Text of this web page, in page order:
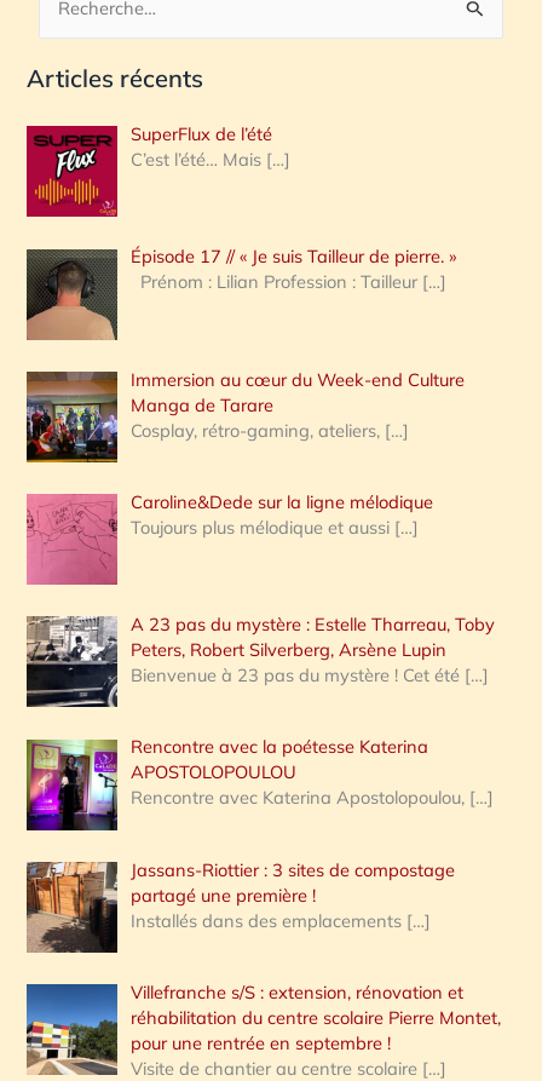
c
e
r
c
h
e
:
Articles récents
SuperFlux de l’été
C’est l’été… Mais […]
Épisode 17 // « Je suis Tailleur de pierre. »
Prénom : Lilian Profession : Tailleur […]
Immersion au cœur du Week-end Culture
Manga de Tarare
Cosplay, rétro-gaming, ateliers, […]
Caroline&Dede sur la ligne mélodique
Toujours plus mélodique et aussi […]
A 23 pas du mystère : Estelle Tharreau, Toby
Peters, Robert Silverberg, Arsène Lupin
Bienvenue à 23 pas du mystère ! Cet été […]
Rencontre avec la poétesse Katerina
APOSTOLOPOULOU
Rencontre avec Katerina Apostolopoulou, […]
Jassans-Riottier : 3 sites de compostage
partagé une première !
Installés dans des emplacements […]
Villefranche s/S : extension, rénovation et
réhabilitation du centre scolaire Pierre Montet,
pour une rentrée en septembre !
Visite de chantier au centre scolaire […]